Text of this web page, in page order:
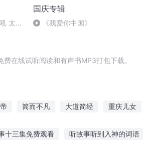
太T
国庆专辑
《我爱你中国》
在线试听阅读和有声书MP3打包下载。
简而不凡 大道简经 重庆儿女
十三集免费观看 听故事听到入神的词语